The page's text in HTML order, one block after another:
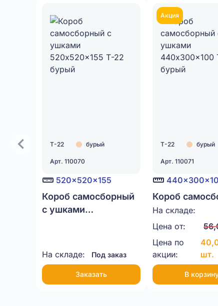
Т-22 бурый
Арт. 110070
520x520x155
Короб самосборный
с ушками
На складе: Под заказ
Заказать
Акция
Т-22 бурый
Арт. 110071
Короб
с ушками
440x300x100
На складе:
Цена от:
Цена по
акции:
шт.
В